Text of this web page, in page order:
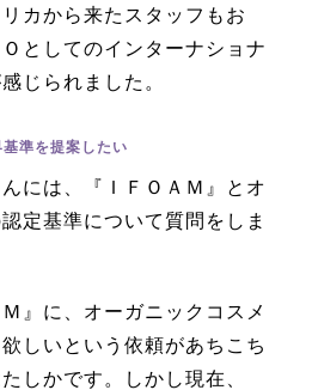
カから来たスタッフもお
としてのインターナショナ
じられました。
準を提案したい
には、『ＩＦＯＡＭ』とオ
定基準について質問をしま
』に、オーガニックコスメ
しいという依頼があちこち
しかです。しかし現在、